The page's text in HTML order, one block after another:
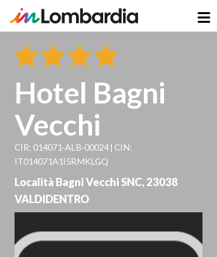
contenuto
Hotel Bagni
Vecchi
CIR: 014071-ALB-00024 | CIN:
IT014071A1I5RMKLGQ
Località Bagni Vecchi SNC,23038
VALDIDENTRO